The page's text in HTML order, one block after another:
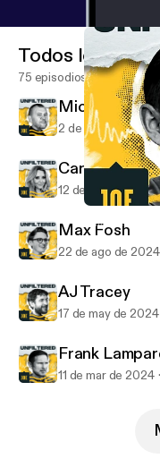
Unfiltered with
Todos los
75 episodios
Michael
2 de nov de 2024
Carol
12 de sep de 2024
Max Fosh
22 de ago de 2024
AJ Tracey
17 de may de 2024
Frank
11 de mar de 2024